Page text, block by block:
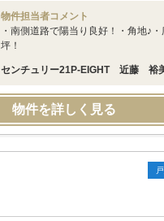
物件担当者コメント
・南側道路で陽当り良好！・角地♪
坪！
センチュリー21P-EIGHT 近藤 裕
物件を詳しく見る